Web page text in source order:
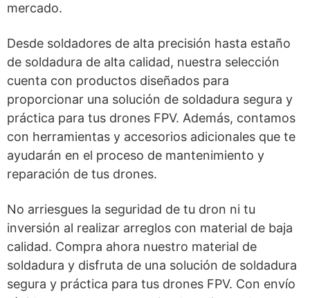
mercado.
Desde soldadores de alta precisión hasta estaño
de soldadura de alta calidad, nuestra selección
cuenta con productos diseñados para
proporcionar una solución de soldadura segura y
práctica para tus drones FPV. Además, contamos
con herramientas y accesorios adicionales que te
ayudarán en el proceso de mantenimiento y
reparación de tus drones.
No arriesgues la seguridad de tu dron ni tu
inversión al realizar arreglos con material de baja
calidad. Compra ahora nuestro material de
soldadura y disfruta de una solución de soldadura
segura y práctica para tus drones FPV. Con envío